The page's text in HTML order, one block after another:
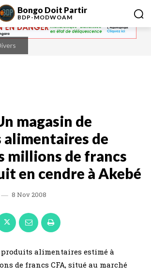
Bongo Doit Partir
BDP-MODWOAM
magasin de
de
millions de francs
en cendre à Akebé
8 Nov 2008
alimentaires estimé à
de francs CFA, situé au marché